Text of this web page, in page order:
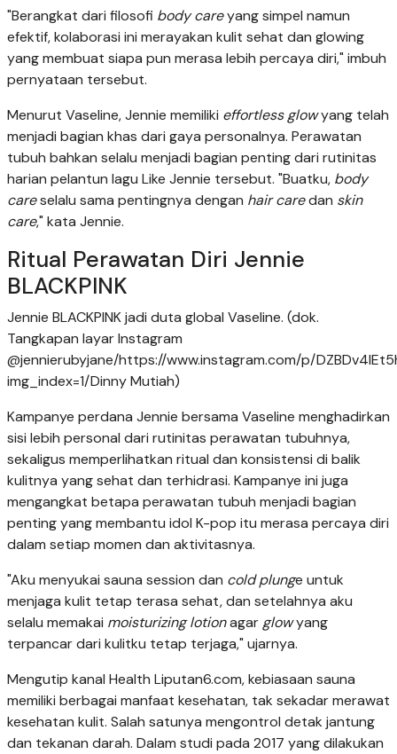
"Berangkat dari filosofi body careyang simpel namun
efektif, kolaborasi ini merayakan kulit sehat dan glowing
yang membuat siapa pun merasa lebih percaya diri," imbuh
pernyataan tersebut.
Menurut Vaseline, Jennie memiliki effortless glowyang telah
menjadi bagian khas dari gaya personalnya. Perawatan
tubuh bahkan selalu menjadi bagian penting dari rutinitas
harian pelantun lagu Like Jennie tersebut. "Buatku, body
careselalu sama pentingnya dengan hair caredan skin
care," kata Jennie.
Ritual Perawatan Diri Jennie
BLACKPINK
Jennie BLACKPINK jadi duta global Vaseline. (dok.
Tangkapan layar Instagram
@jennierubyjane/https://www.instagram.com/p/
img_index=1/Dinny Mutiah)
Kampanye perdana Jennie bersama Vaseline menghadirkan
sisi lebih personal dari rutinitas perawatan tubuhnya,
sekaligus memperlihatkan ritual dan konsistensi di balik
kulitnya yang sehat dan terhidrasi. Kampanye ini juga
mengangkat betapa perawatan tubuh menjadi bagian
penting yang membantu idol K-pop itu merasa percaya diri
dalam setiap momen dan aktivitasnya.
"Aku menyukai sauna session dan cold plunge untuk
menjaga kulit tetap terasa sehat, dan setelahnya aku
selalu memakai moisturizing lotionagar glowyang
terpancar dari kulitku tetap terjaga," ujarnya.
Mengutip kanal Health Liputan6.com, kebiasaan sauna
memiliki berbagai manfaat kesehatan, tak sekadar merawat
kesehatan kulit. Salah satunya mengontrol detak jantung
dan tekanan darah. Dalam studi pada 2017 yang dilakukan